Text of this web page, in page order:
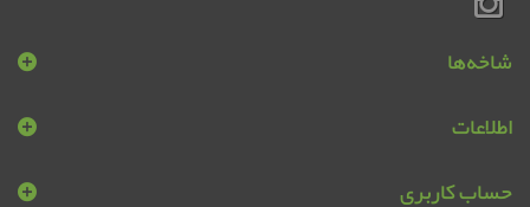
شاخه‌ها
اطلاعات
حساب کاربری